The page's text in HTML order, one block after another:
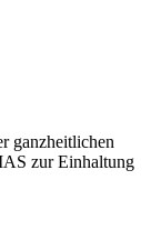
ganzheitlichen
zur Einhaltung